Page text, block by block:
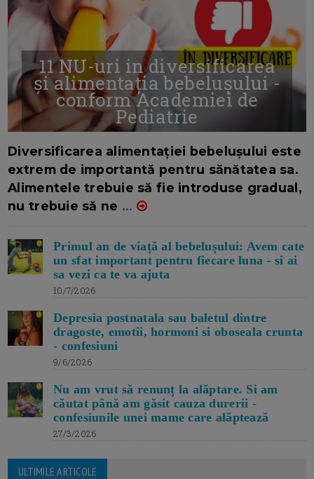
11 NU-uri in diversificarea
și alimentația bebelușului -
conform Academiei de
Pediatrie
Diversificarea alimentației bebelușului este
extrem de importantă pentru sănătatea sa.
Alimentele trebuie să fie introduse gradual,
nu trebuie să ne ...
Primul an de viață al bebelușului: Avem cate
un sfat important pentru fiecare luna - si ai
sa vezi ca te va ajuta
10/7/2026
Depresia postnatala sau baletul dintre
dragoste, emotii, hormoni si oboseala crunta
- confesiuni
9/6/2026
Nu am vrut să renunț la alăptare. Si am
căutat până am găsit cauza durerii -
confesiunile unei mame care alăptează
27/3/2026
ULTIMILE ARTICOLE